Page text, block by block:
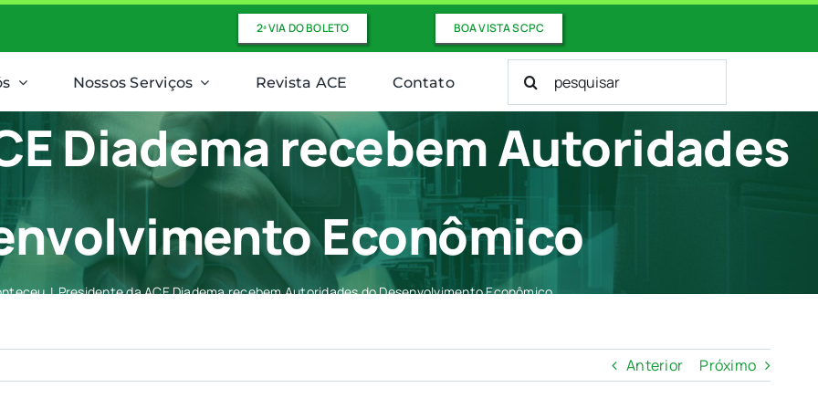
2ª VIA DO BOLETO BOA VISTA SCPC
Nossos Serviços Revista ACE Contato
Buscar
resultados
Diadema recebem Autoridades
Econômico
Presidente da ACE Diadema recebem Autoridades do Desenvolvimento Econômico
Anterior Próximo